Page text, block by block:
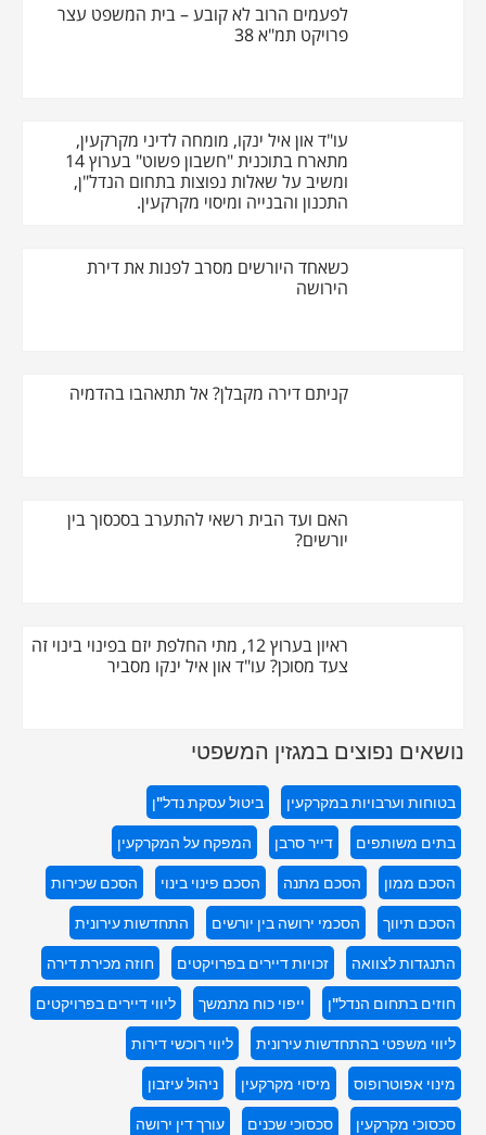
לפעמים הרוב לא קובע – בית המשפט עצר
פרויקט תמ"א 38
עו"ד און איל ינקו, מומחה לדיני מקרקעין,
מתארח בתוכנית "חשבון פשוט" בערוץ 14
ומשיב על שאלות נפוצות בתחום הנדל"ן,
התכנון והבנייה ומיסוי מקרקעין.
כשאחד היורשים מסרב לפנות את דירת
הירושה
קניתם דירה מקבלן? אל תתאהבו בהדמיה
האם ועד הבית רשאי להתערב בסכסוך בין
יורשים?
ראיון בערוץ 12, מתי החלפת יזם בפינוי בינוי זה
צעד מסוכן? עו"ד און איל ינקו מסביר
נושאים נפוצים במגזין המשפטי
בטוחות וערבויות במקרקעין
ביטול עסקת נדל"ן
בתים משותפים
דייר סרבן
המפקח על המקרקעין
הסכם ממון
הסכם מתנה הסכם פינוי בינוי
הסכם שכירות
הסכם תיווך
הסכמי ירושה בין יורשים
התחדשות עירונית
התנגדות לצוואה
זכויות דיירים בפרויקטים
חוזה מכירת דירה
חוזים בתחום הנדל"ן
ייפוי כוח מתמשך
ליווי דיירים בפרויקטים
ליווי משפטי בהתחדשות עירונית
ליווי רוכשי דירות
מינוי אפוטרופוס
מיסוי מקרקעין
ניהול עיזבון
סכסוכי מקרקעין
סכסוכי שכנים
עורך דין ירושה